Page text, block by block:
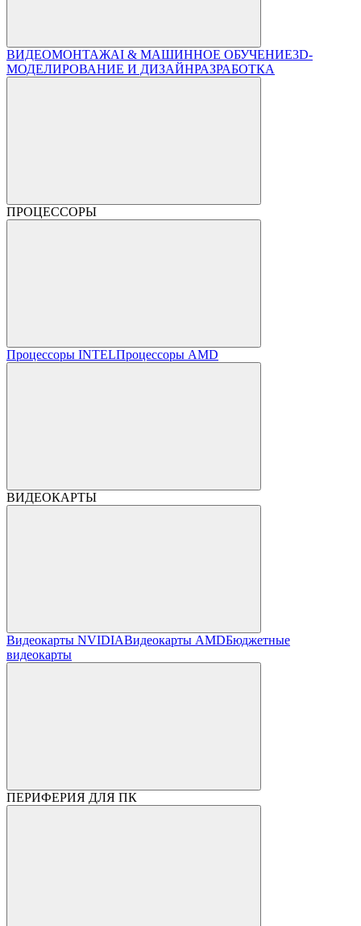
ВИДЕОМОНТАЖAI & МАШИННОЕ ОБУЧЕНИЕ3D-
МОДЕЛИРОВАНИЕ И ДИЗАЙНРАЗРАБОТКА
ПРОЦЕССОРЫ
Процессоры INTELПроцессоры AMD
ВИДЕОКАРТЫ
Видеокарты NVIDIAВидеокарты AMDБюджетные
видеокарты
ПЕРИФЕРИЯ ДЛЯ ПК